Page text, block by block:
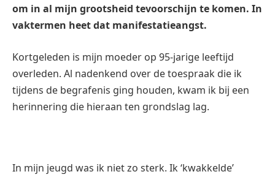
om in al mijn grootsheid tevoorschijn te komen. In
vaktermen heet dat manifestatieangst.
Kortgeleden is mijn moeder op 95-jarige leeftijd
overleden. Al nadenkend over de toespraak die ik
tijdens de begrafenis ging houden, kwam ik bij een
herinnering die hieraan ten grondslag lag.
In mijn jeugd was ik niet zo sterk. Ik ‘kwakkelde’